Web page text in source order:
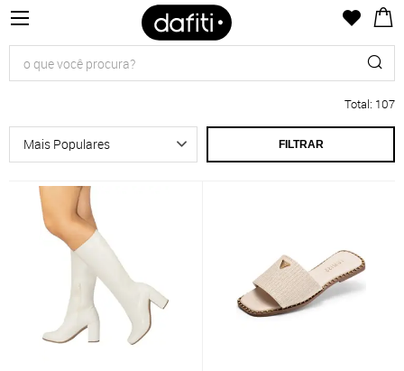
Total: 107
FILTRAR